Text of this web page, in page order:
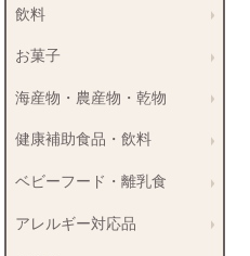
飲料
お菓子
海産物・農産物・乾物
健康補助食品・飲料
ベビーフード・離乳食
アレルギー対応品